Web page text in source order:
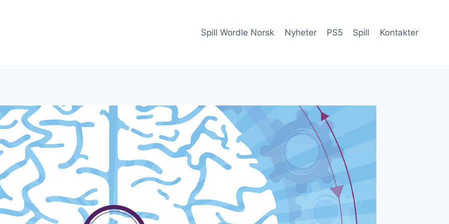
Spill Wordle Norsk Nyheter PS5 Spill Kontakter